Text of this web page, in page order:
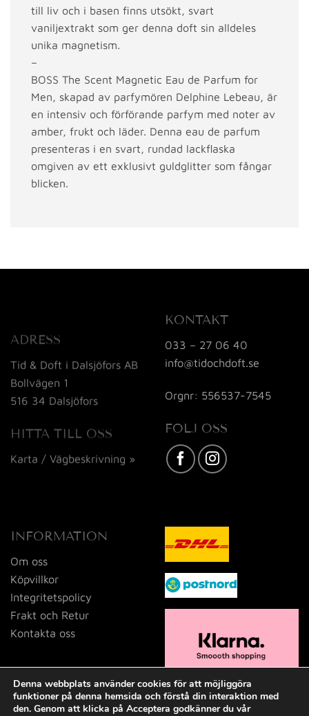
till liv och i basen finns utsökt, svart
vaniljextrakt som ger denna doft sin alldeles
unika magnetism.
–
BOSS The Scent Magnetic Eau de Parfum for
Men, skapad av parfymören Delphine Lebeau, är
en intensiv och förförande parfym med noter av
amber, frukt och läder. Denna eau de parfum
presenteras i en svart, rundad lackflaska
omgiven av ett exklusivt guldglitter som fångar
blicken.
ADRESS
Tid & Doft i Dalsjöfors AB
Bollvägen 1
516 34 Dalsjöfors
HITTA TILL OSS
Karta / Vägbeskrivning »
KONTAKT
033 – 27 06 40
info@tidochdoft.se
Orgnr: 556537-7545
FÖLJ OSS
INFORMATION
Om oss
Köpvillkor
Integritetspolicy
Frakt och Retur
Kontakta oss
Denna webbplats använder cookies för att möjliggöra
funktioner på denna hemsida och förstå din interaktion med
den. Genom att klicka på Acceptera godkänner du vår